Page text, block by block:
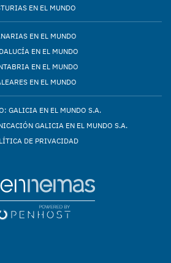
EN EL MUNDO
EN EL MUNDO
EN EL MUNDO
EN EL MUNDO
EN EL MUNDO
GALICIA EN EL MUNDO S.A.
GALICIA EN EL MUNDO S.A.
DE PRIVACIDAD